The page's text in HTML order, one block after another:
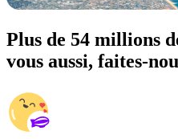
Plus de 54 millions
vous aussi, faites-